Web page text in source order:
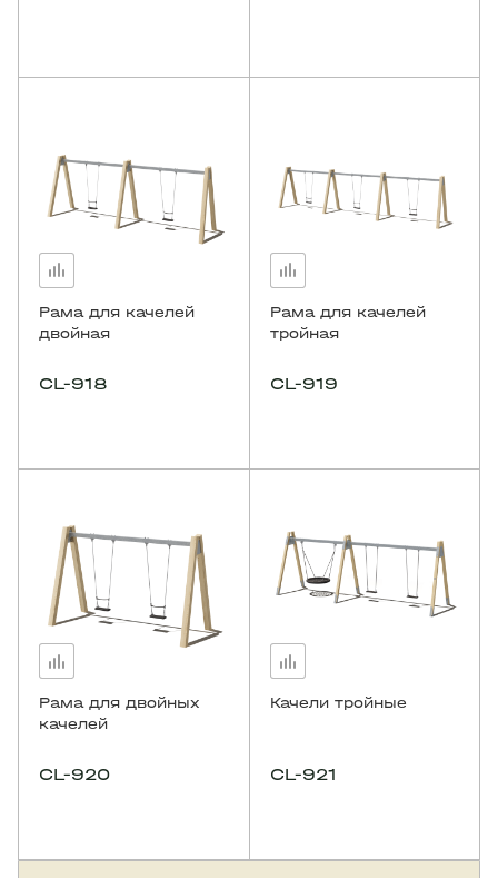
Рама для качелей
двойная
CL-918
Рама для качелей
тройная
CL-919
Рама для двойных
качелей
CL-920
Качели тройные
CL-921